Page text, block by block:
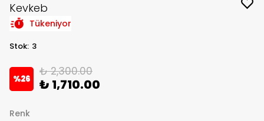
Kevkeb
Tükeniyor
Stok: 3
%26
₺ 2,300.00
₺ 1,710.00
Renk